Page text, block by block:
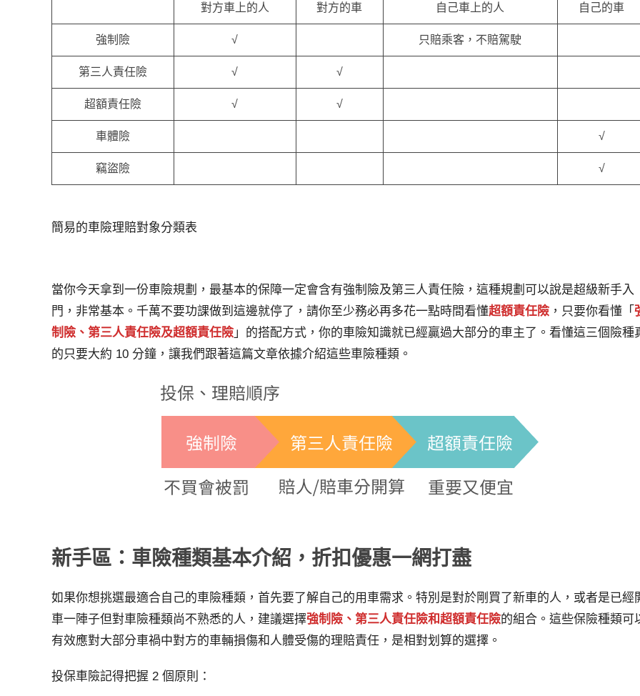
對方車上的人 對方的車 自己車上的人 自己的車
強制險 √ 只賠乘客，不賠駕駛
第三人責任險 √ √
超額責任險 √ √
車體險 √
竊盜險 √
簡易的車險理賠對象分類表
當你今天拿到一份車險規劃，最基本的保障一定會含有強制險及第三人責任險，這種規劃可以說是超級新手入
門，非常基本。千萬不要功課做到這邊就停了，請你至少務必再多花一點時間看懂超額責任險 ，只要你看懂「
制險、第三人責任險及超額責任險 」的搭配方式，你的車險知識就已經贏過大部分的車主了。看懂這三個險種
的只要大約 10 分鐘，讓我們跟著這篇文章依據介紹這些車險種類。
新手區：車險種類基本介紹，折扣優惠一網打盡
如果你想挑選最適合自己的車險種類，首先要了解自己的用車需求。特別是對於剛買了新車的人，或者是已經
車一陣子但對車險種類尚不熟悉的人，建議選擇強制險、第三人責任險和超額責任險的組合。這些保險種類可
有效應對大部分車禍中對方的車輛損傷和人體受傷的理賠責任，是相對划算的選擇。
投保車險記得把握 2 個原則：